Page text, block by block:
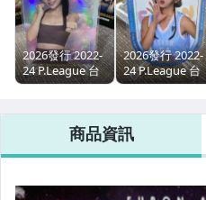
2026發行 2022-
24 P.League 台
北富邦勇士球員
孩卡 Fubon
Angels kesha 私
服 限量/25
2026發行 2022-
24 P.League 台
北富邦勇士球員
孩卡 Fubon
Angels 東東 隊
服 die cut 限量
1/25 首編
商品資訊